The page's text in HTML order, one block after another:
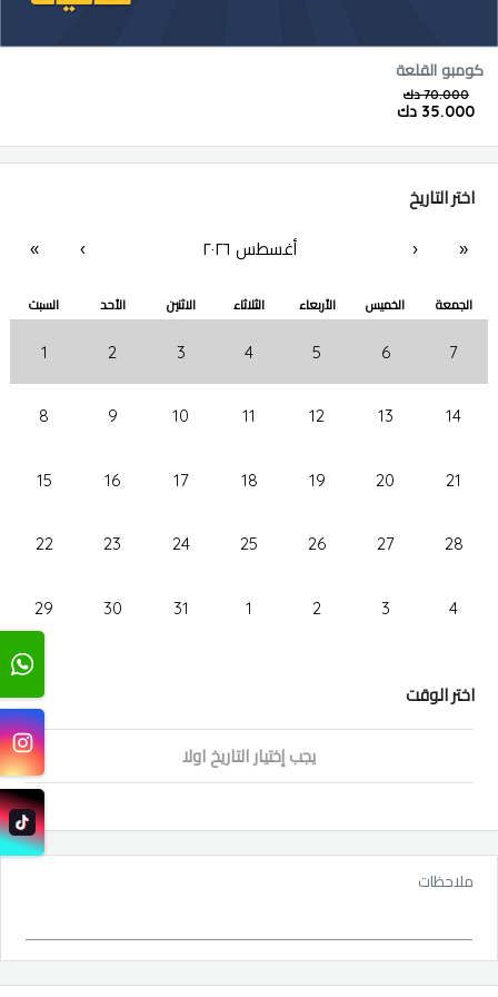
كومبو القلعة
70.000 دك
35.000 دك
اختر التاريخ
« ‹ أغسطس ٢٠٢٦ › »
السبت الأحد الاثنين الثلاثاء الأربعاء الخميس الجمعة
1 2 3 4 5 6 7
8 9 10 11 12 13 14
15 16 17 18 19 20 21
22 23 24 25 26 27 28
29 30 31 1 2 3 4
اختر الوقت
يجب إختيار التاريخ اولا
ملاحظات